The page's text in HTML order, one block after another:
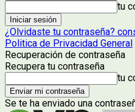
tu
¿Olvidaste tu contraseña?
Politica de Privacidad General
Recuperación de contraseña
Recupera tu contraseña
tu
Se te ha enviado una